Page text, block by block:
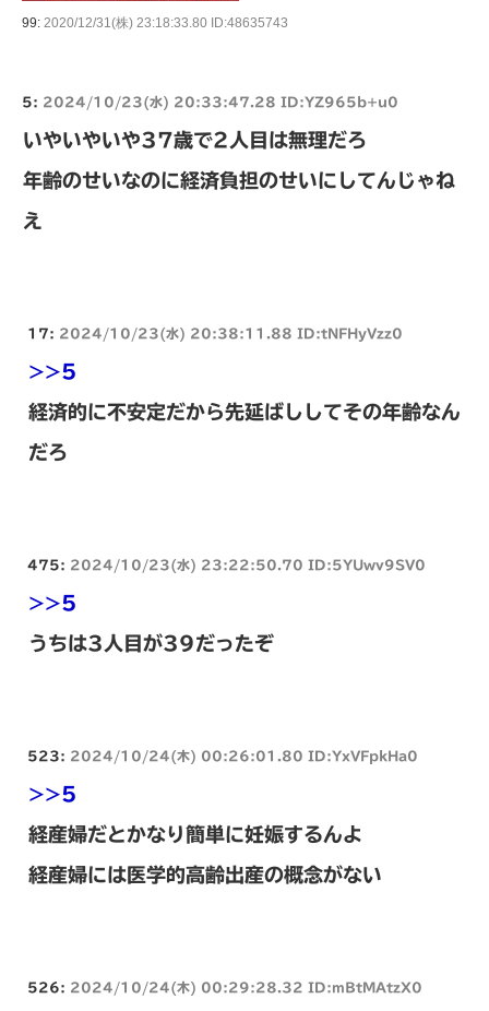
99: 2020/12/31(株) 23:18:33.80 ID:48635743
5: 2024/10/23(水) 20:33:47.28 ID:YZ965b+u0
いやいやいや37歳で2人目は無理だろ
年齢のせいなのに経済負担のせいにしてんじゃね
え
17: 2024/10/23(水) 20:38:11.88 ID:tNFHyVzz0
>>5
経済的に不安定だから先延ばししてその年齢なん
だろ
475: 2024/10/23(水) 23:22:50.70 ID:5YUwv9SV0
>>5
うちは3人目が39だったぞ
523: 2024/10/24(木) 00:26:01.80 ID:YxVFpkHa0
>>5
経産婦だとかなり簡単に妊娠するんよ
経産婦には医学的高齢出産の概念がない
526: 2024/10/24(木) 00:29:28.32 ID:mBtMAtzX0